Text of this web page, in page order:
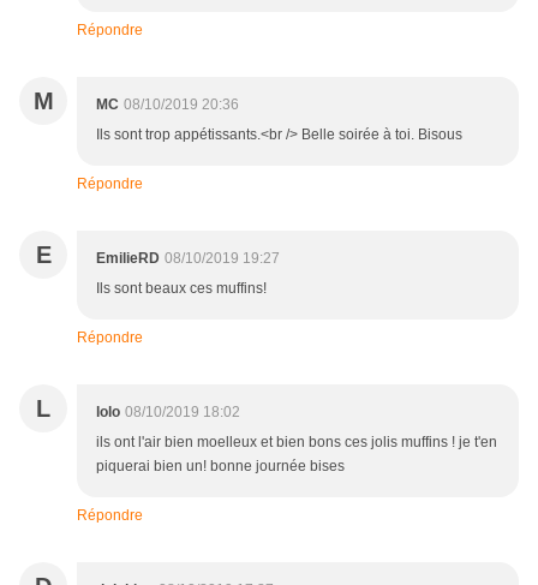
Répondre
M MC 08/10/2019 20:36
Ils sont trop appétissants.<br /> Belle soirée à toi. Bisous
Répondre
E EmilieRD 08/10/2019 19:27
Ils sont beaux ces muffins!
Répondre
L lolo 08/10/2019 18:02
ils ont l'air bien moelleux et bien bons ces jolis muffins ! je t'en
piquerai bien un! bonne journée bises
Répondre